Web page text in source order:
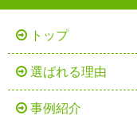
トップ
選ばれる理由
事例紹介